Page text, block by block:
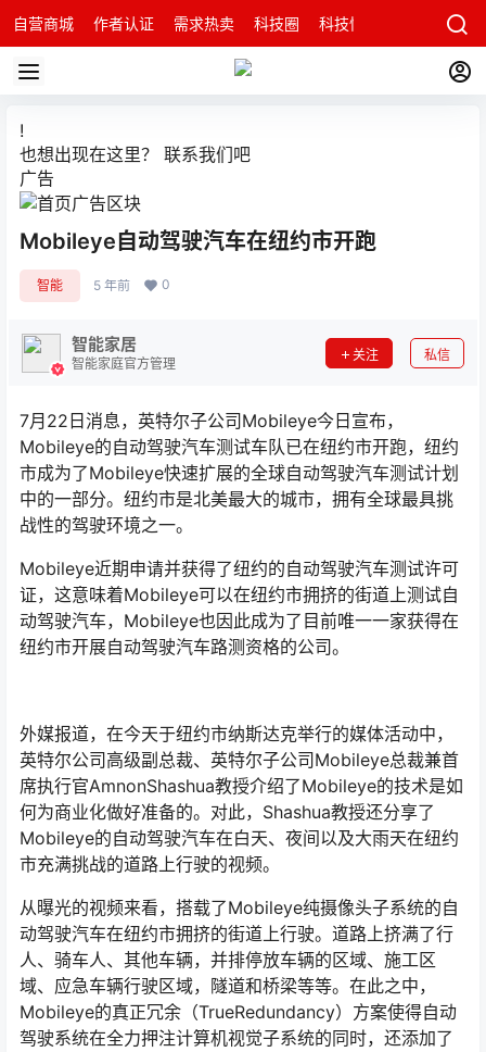
自营商城 作者认证 需求热卖 科技圈 科技快讯 智能科技问
!
也想出现在这里？ 联系我们吧
广告
Mobileye自动驾驶汽车在纽约市开跑
智能 5 年前 0
智能家居
智能家庭官方管理
关注 私信
7月22日消息，英特尔子公司Mobileye今日宣布，
Mobileye的自动驾驶汽车测试车队已在纽约市开跑，纽约
市成为了Mobileye快速扩展的全球自动驾驶汽车测试计划
中的一部分。纽约市是北美最大的城市，拥有全球最具挑
战性的驾驶环境之一。
Mobileye近期申请并获得了纽约的自动驾驶汽车测试许可
证，这意味着Mobileye可以在纽约市拥挤的街道上测试自
动驾驶汽车，Mobileye也因此成为了目前唯一一家获得在
纽约市开展自动驾驶汽车路测资格的公司。
外媒报道，在今天于纽约市纳斯达克举行的媒体活动中，
英特尔公司高级副总裁、英特尔子公司Mobileye总裁兼首
席执行官AmnonShashua教授介绍了Mobileye的技术是如
何为商业化做好准备的。对此，Shashua教授还分享了
Mobileye的自动驾驶汽车在白天、夜间以及大雨天在纽约
市充满挑战的道路上行驶的视频。
从曝光的视频来看，搭载了Mobileye纯摄像头子系统的自
动驾驶汽车在纽约市拥挤的街道上行驶。道路上挤满了行
人、骑车人、其他车辆，并排停放车辆的区域、施工区
域、应急车辆行驶区域，隧道和桥梁等等。在此之中，
Mobileye的真正冗余（TrueRedundancy）方案使得自动
驾驶系统在全力押注计算机视觉子系统的同时，还添加了